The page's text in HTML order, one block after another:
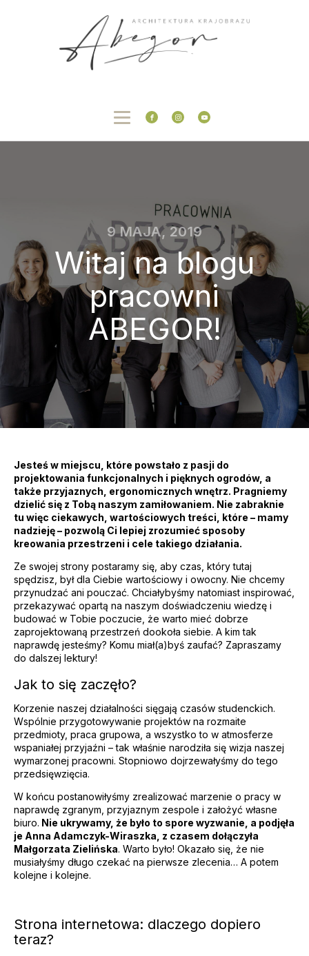
9 MAJA, 2019
Witaj na blogu
pracowni
ABEGOR!
Jesteś w miejscu, które powstało z pasji do
projektowania funkcjonalnych i pięknych ogrodów, a
także przyjaznych, ergonomicznych wnętrz. Pragniemy
dzielić się z Tobą naszym zamiłowaniem. Nie zabraknie
tu więc ciekawych, wartościowych treści, które – mamy
nadzieję – pozwolą Ci lepiej zrozumieć sposoby
kreowania przestrzeni i cele takiego działania.
Ze swojej strony postaramy się, aby czas, który tutaj
spędzisz, był dla Ciebie wartościowy i owocny. Nie chcemy
przynudzać ani pouczać. Chciałybyśmy natomiast inspirować,
przekazywać opartą na naszym doświadczeniu wiedzę i
budować w Tobie poczucie, że warto mieć dobrze
zaprojektowaną przestrzeń dookoła siebie. A kim tak
naprawdę jesteśmy? Komu miał(a)byś zaufać? Zapraszamy
do dalszej lektury!
Jak to się zaczęło?
Korzenie naszej działalności sięgają czasów studenckich.
Wspólnie przygotowywanie projektów na rozmaite
przedmioty, praca grupowa, a wszystko to w atmosferze
wspaniałej przyjaźni – tak właśnie narodziła się wizja naszej
wymarzonej pracowni. Stopniowo dojrzewałyśmy do tego
przedsięwzięcia.
W końcu postanowiłyśmy zrealizować marzenie o pracy w
naprawdę zgranym, przyjaznym zespole i założyć własne
biuro. Nie ukrywamy, że było to spore wyzwanie, a podjęła
je Anna Adamczyk-Wiraszka, z czasem dołączyła
Małgorzata Zielińska. Warto było! Okazało się, że nie
musiałyśmy długo czekać na pierwsze zlecenia… A potem
kolejne i kolejne.
Strona internetowa: dlaczego dopiero
teraz?